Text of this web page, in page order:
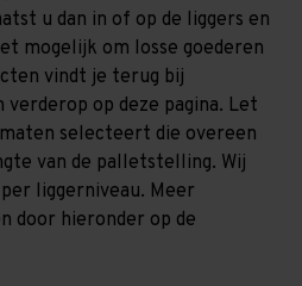
u dan in of op de liggers en
mogelijk om losse goederen
vindt je terug bij
op deze pagina. Let
selecteert die overeen
van de palletstelling. Wij
liggerniveau. Meer
door hieronder op de